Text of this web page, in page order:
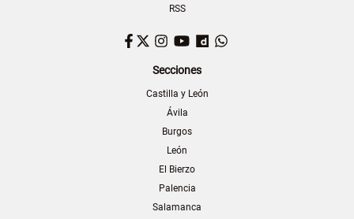
RSS
Facebook
TwitterInstagram
YouTubeDailymotion
Secciones
Castilla y León
Ávila
Burgos
León
El Bierzo
Palencia
Salamanca